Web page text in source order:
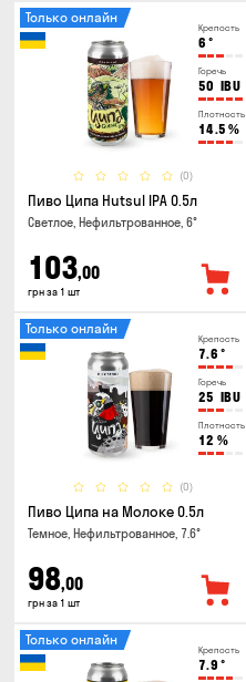
Крепость
6 °
Горечь
50 IBU
Плотность
14.5 %
(0)
Только онлайн
Пиво Ципа Hutsul IPA 0.5л
Светлое, Нефильтрованное, 6°
103,00
грн за 1 шт
Крепость
7.6 °
Горечь
25 IBU
Плотность
12 %
(0)
Только онлайн
Пиво Ципа на Молоке 0.5л
Темное, Нефильтрованное, 7.6°
98,00
грн за 1 шт
Крепость
7.9 °
Только онлайн